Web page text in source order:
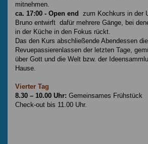
mitnehmen.
ca. 17:00 - Open end
zum Kochkurs in der
Bruno entwirft dafür mehrere Gänge, bei
in der Küche in den Fokus rückt.
Das den Kurs abschließende Abendessen
Revuepassierenlassen der letzten Tage,
über Gott und die Welt bzw. der
Hause.
Vierter Tag
8.30 – 10.00 Uhr: Gemeinsames Frühstück
Check-out bis 11.00 Uhr.